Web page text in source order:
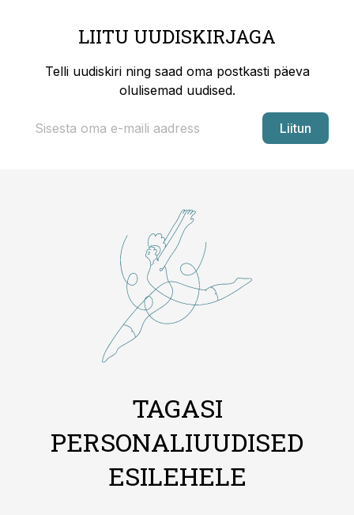
LIITU UUDISKIRJAGA
Telli uudiskiri ning saad oma postkasti päeva
olulisemad uudised.
Liitun
TAGASI
PERSONALIUUDISED
ESILEHELE